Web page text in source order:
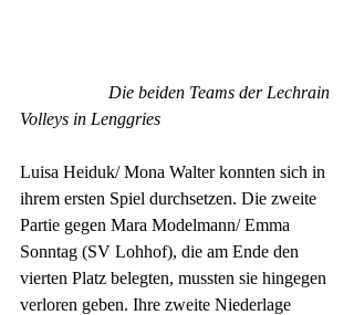
Die beiden Teams der Lechrain
Volleys in Lenggries
Luisa Heiduk/ Mona Walter konnten sich in
ihrem ersten Spiel durchsetzen. Die zweite
Partie gegen Mara Modelmann/ Emma
Sonntag (SV Lohhof), die am Ende den
vierten Platz belegten, mussten sie hingegen
verloren geben. Ihre zweite Niederlage